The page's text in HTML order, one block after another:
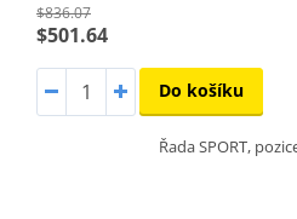
$836.07
$501.64
Do košíku
Řada SPORT,